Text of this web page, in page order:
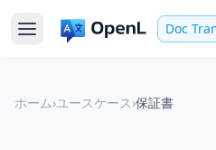
Doc
ホーム›ユースケース›保証書